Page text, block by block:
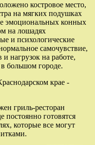
костровое место,
на мягких подушках
эмоциональных конных
на лошадях
и психологические
самочувствие,
нагрузок на работе,
большом городе.
гриль-ресторан
готовятся
которые все могут